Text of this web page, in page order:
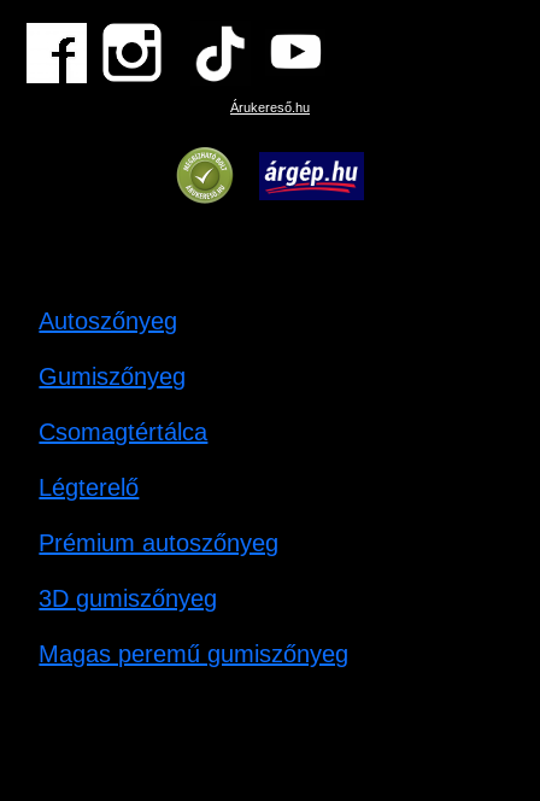
Árukereső.hu
Autoszőnyeg
Gumiszőnyeg
Csomagtértálca
Légterelő
Prémium autoszőnyeg
3D gumiszőnyeg
Magas peremű gumiszőnyeg